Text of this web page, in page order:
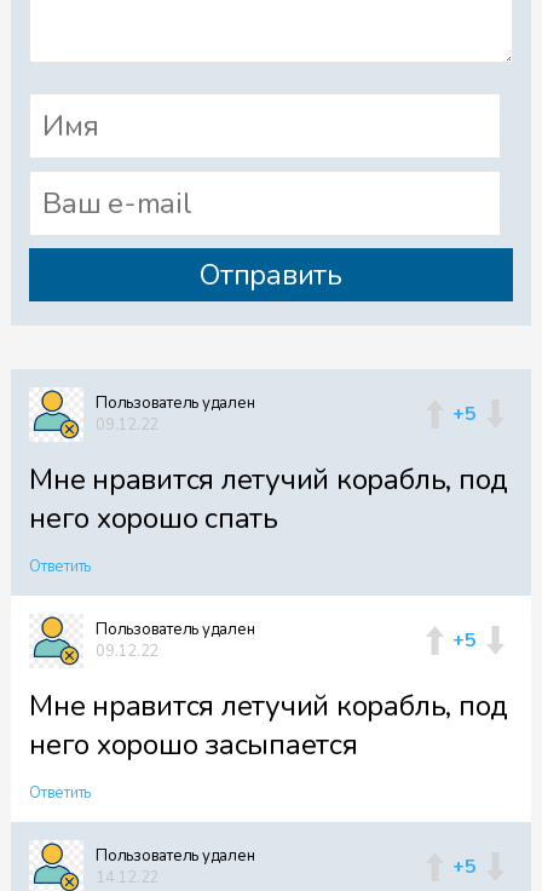
Пользователь удален
09.12.22
+5
Мне нравится летучий корабль, под
него хорошо спать
Ответить
Пользователь удален
09.12.22
+5
Мне нравится летучий корабль, под
него хорошо засыпается
Ответить
Пользователь удален
14.12.22
+5